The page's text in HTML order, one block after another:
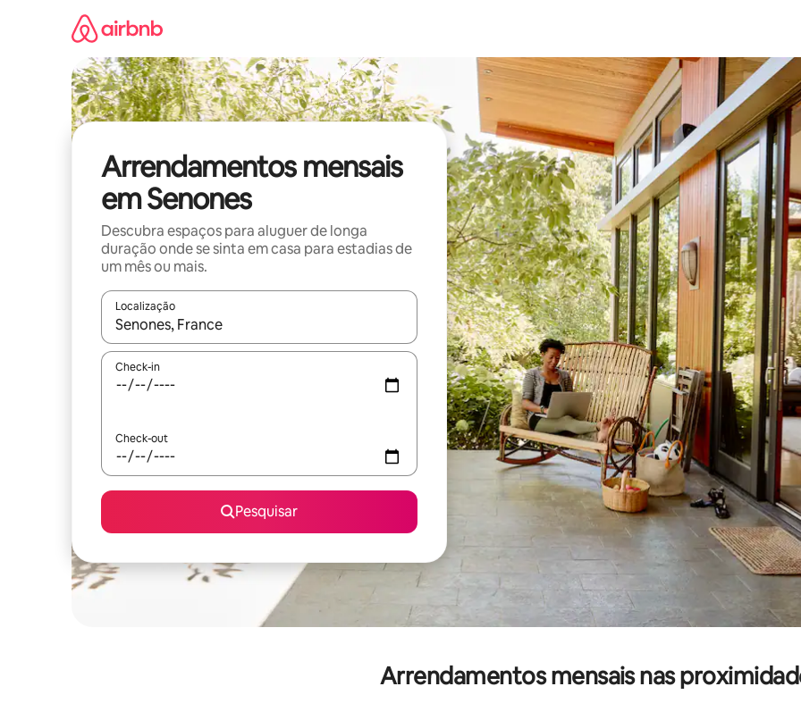
Arrendamentos mensais
em Senones
Descubra espaços para aluguer de longa
duração onde se sinta em casa para estadias de
um mês ou mais.
Localização
Quando os resultados estiverem disponíveis, navegue com as teclas de seta para cima e para baixo ou explore com
Check-in
Check-out
Pesquisar
Arrendamentos mensais nas